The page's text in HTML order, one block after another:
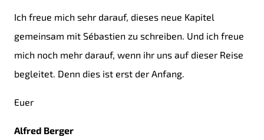
Ich freue mich sehr darauf, dieses neue Kapitel
gemeinsam mit Sébastien zu schreiben. Und ich freue
mich noch mehr darauf, wenn ihr uns auf dieser Reise
begleitet. Denn dies ist erst der Anfang.
Euer
Alfred Berger